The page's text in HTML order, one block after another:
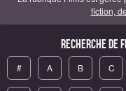
fiction,
Recherche de
# A B C